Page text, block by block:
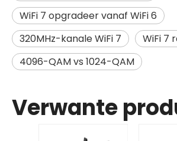
WiFi 7 opgradeer vanaf WiFi 6
320MHz-kanale WiFi 7
WiFi 7
4096-QAM vs 1024-QAM
Verwante